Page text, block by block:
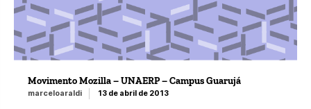
Movimento Mozilla – UNAERP – Campus Guarujá
marceloaraldi 13 de abril de 2013